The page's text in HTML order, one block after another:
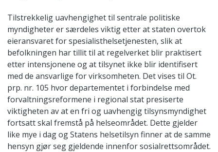
Tilstrekkelig uavhengighet til sentrale politiske
myndigheter er særdeles viktig etter at staten overtok
eieransvaret for spesialisthelsetjenesten, slik at
befolkningen har tillit til at regelverket blir praktisert
etter intensjonene og at tilsynet ikke blir identifisert
med de ansvarlige for virksomheten. Det vises til Ot.
prp. nr. 105 hvor departementet i forbindelse med
forvaltningsreformene i regional stat presiserte
viktigheten av at en fri og uavhengig tilsynsmyndighet
fortsatt skal fremstå på helseområdet. Dette gjelder
like mye i dag og Statens helsetilsyn finner at de samme
hensyn gjør seg gjeldende innenfor sosialrettsområdet.